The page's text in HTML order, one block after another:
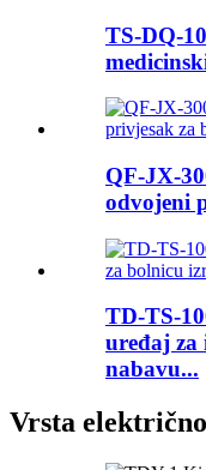
TS-DQ-
QF-JX-
odvojeni
TD-TS-
uređaj
nabavu...
Vrsta